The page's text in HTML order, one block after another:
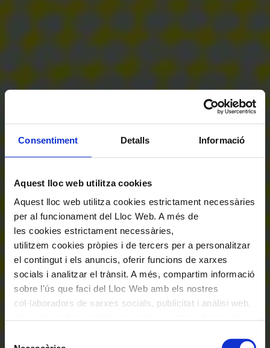
Consentiment Detalls Informació
Aquest lloc web utilitza cookies
Aquest lloc web utilitza cookies estrictament necessàries
per al funcionament del Lloc Web. A més de
les cookies estrictament necessàries,
utilitzem cookies pròpies i de tercers per a personalitzar
el contingut i els anuncis, oferir funcions de xarxes
socials i analitzar el trànsit. A més, compartim informació
sobre l'ús que faci del Lloc Web amb els nostres
col·laboradors de xarxes socials, publicitat i anàlisi web,